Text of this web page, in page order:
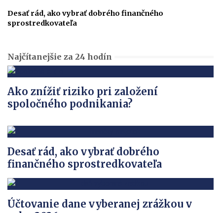
Desať rád, ako vybrať dobrého finančného
sprostredkovateľa
Najčítanejšie za 24 hodín
Ako znížiť riziko pri založení
spoločného podnikania?
Desať rád, ako vybrať dobrého
finančného sprostredkovateľa
Účtovanie dane vyberanej zrážkou v